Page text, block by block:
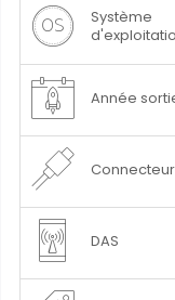
Système
Année
Connecteur
DAS